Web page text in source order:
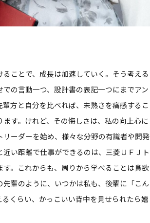
ことで、成長は加速していく。そう考える
の言動一つ、設計書の表記一つにまでアン
方と自分を比べれば、未熟さを痛感するこ
す。けれど、その悔しさは、私の向上心に
ーダーを始め、様々な分野の有識者や開発
い距離で仕事ができるのは、三菱ＵＦＪト
。これからも、周りから学べることは貪欲
輩のように、いつかは私も、後輩に「こん
くらい、かっこいい背中を見せられたら嬉